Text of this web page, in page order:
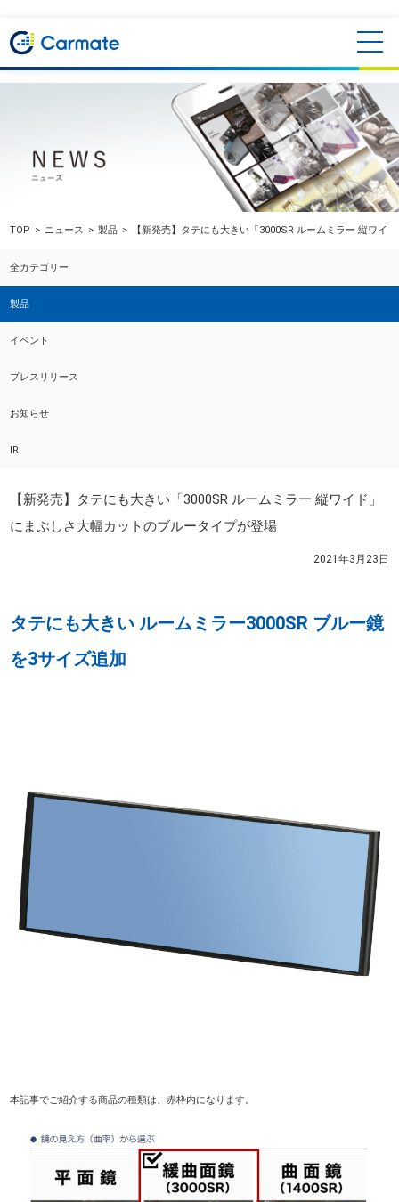
TOP ニュース 製品 【新発売】タテにも大きい「3000SR ルームミラー 縦ワイ
全カテゴリー
製品
イベント
プレスリリース
お知らせ
IR
【新発売】タテにも大きい「3000SR ルームミラー 縦ワイド」
にまぶしさ大幅カットのブルータイプが登場
2021年3月23日
タテにも大きい ルームミラー3000SR ブルー鏡
を3サイズ追加
本記事でご紹介する商品の種類は、赤枠内になります。